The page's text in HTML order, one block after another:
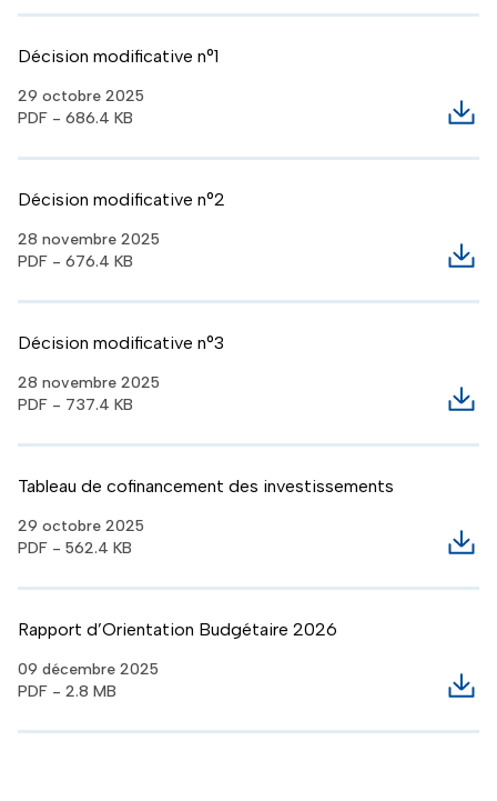
Décision modificative n°1
29 octobre 2025
PDF - 686.4 KB
Décision modificative n°2
28 novembre 2025
PDF - 676.4 KB
Décision modificative n°3
28 novembre 2025
PDF - 737.4 KB
Tableau de cofinancement des investissements
29 octobre 2025
PDF - 562.4 KB
Rapport d’Orientation Budgétaire 2026
09 décembre 2025
PDF - 2.8 MB